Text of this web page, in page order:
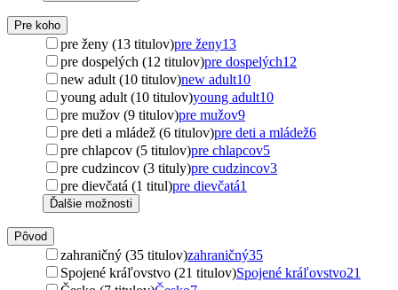
Pre koho
pre ženy (13 titulov)pre ženy13
pre dospelých (12 titulov)pre dospelých12
new adult (10 titulov)new adult10
young adult (10 titulov)young adult10
pre mužov (9 titulov)pre mužov9
pre deti a mládež (6 titulov)pre deti a mládež6
pre chlapcov (5 titulov)pre chlapcov5
pre cudzincov (3 tituly)pre cudzincov3
pre dievčatá (1 titul)pre dievčatá1
Ďalšie možnosti
Pôvod
zahraničný (35 titulov)zahraničný35
Spojené kráľovstvo (21 titulov)Spojené kráľovstvo21